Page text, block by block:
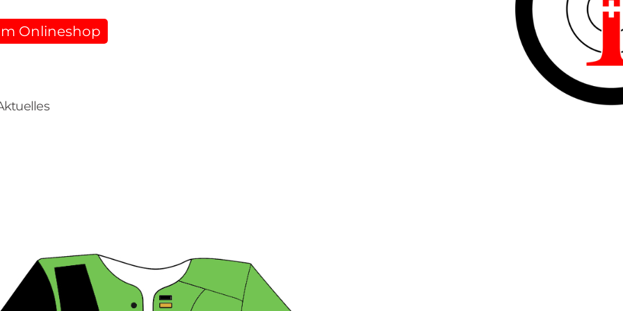
Onlineshop